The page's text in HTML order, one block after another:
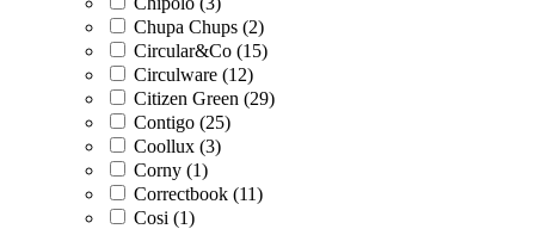
Chupa Chups (2)
Circular&Co (15)
Circulware (12)
Citizen Green (29)
Contigo (25)
Coollux (3)
Corny (1)
Correctbook (11)
Cosi (1)